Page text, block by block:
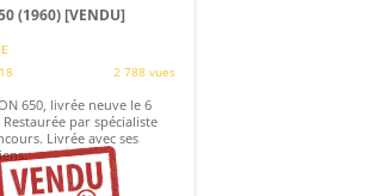
(1960)[VENDU]
2 788 vues
650, livrée neuve le 6
par spécialiste
Livrée avec ses